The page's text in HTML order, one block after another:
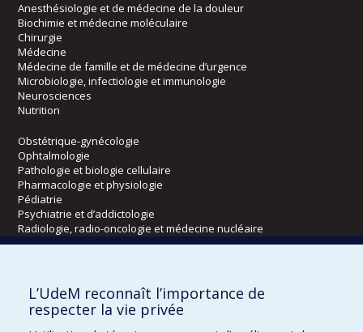
Anesthésiologie et de médecine de la douleur
Biochimie et médecine moléculaire
Chirurgie
Médecine
Médecine de famille et de médecine d’urgence
Microbiologie, infectiologie et immunologie
Neurosciences
Nutrition
Obstétrique-gynécologie
Ophtalmologie
Pathologie et biologie cellulaire
Pharmacologie et physiologie
Pédiatrie
Psychiatrie et d’addictologie
Radiologie, radio-oncologie et médecine nucléaire
Écoles
Kinésiologie et des sciences de l’activité physique
Orthophonie et audiologie
L’UdeM reconnaît l’importance de
respecter la vie privée